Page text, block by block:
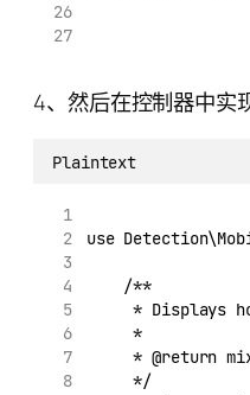
4、然后在控制器中实
Plaintext
use
    /**
* Displays
     *
* @return
     */